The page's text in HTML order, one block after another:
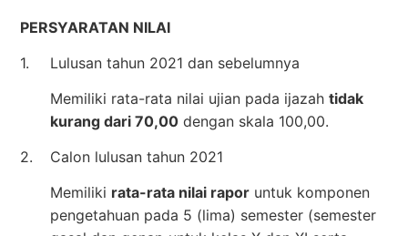
PERSYARATAN NILAI
1.
Lulusan tahun 2021 dan sebelumnya
Memiliki rata-rata nilai ujian pada ijazah tidak
kurang dari 70,00 dengan skala 100,00.
2.
Calon lulusan tahun 2021
Memiliki rata-rata nilai rapor untuk komponen
pengetahuan pada 5 (lima) semester (semester